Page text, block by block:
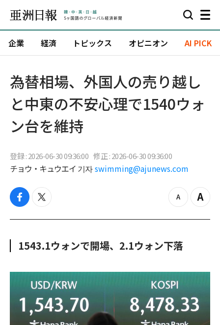
企業 経済 トピックス オピニオン AI PICK
為替相場、外国人の売り越し
と中東の不安心理で1540ウォ
ン台を維持
登録 : 2026-06-30 09:36:00 修正 : 2026-06-30 09:36:00
チョウ・キュウエイ 기자 swimming@ajunews.com
f
c
o
t
i
e
z
o
o
u
Z
o
1543.1ウォンで開場、2.1ウォン下落